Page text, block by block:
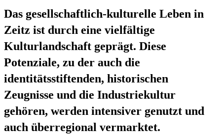
Das gesellschaftlich-kulturelle Leben in
Zeitz ist durch eine vielfältige
Kulturlandschaft geprägt. Diese
Potenziale, zu der auch die
identitätsstiftenden, historischen
Zeugnisse und die Industriekultur
gehören, werden intensiver genutzt und
auch überregional vermarktet.